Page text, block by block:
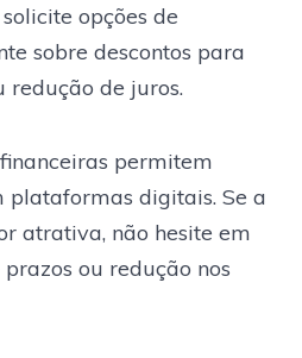
opções de
sobre descontos para
redução de juros.
permitem
plataformas digitais. Se a
atrativa, não hesite em
ou redução nos